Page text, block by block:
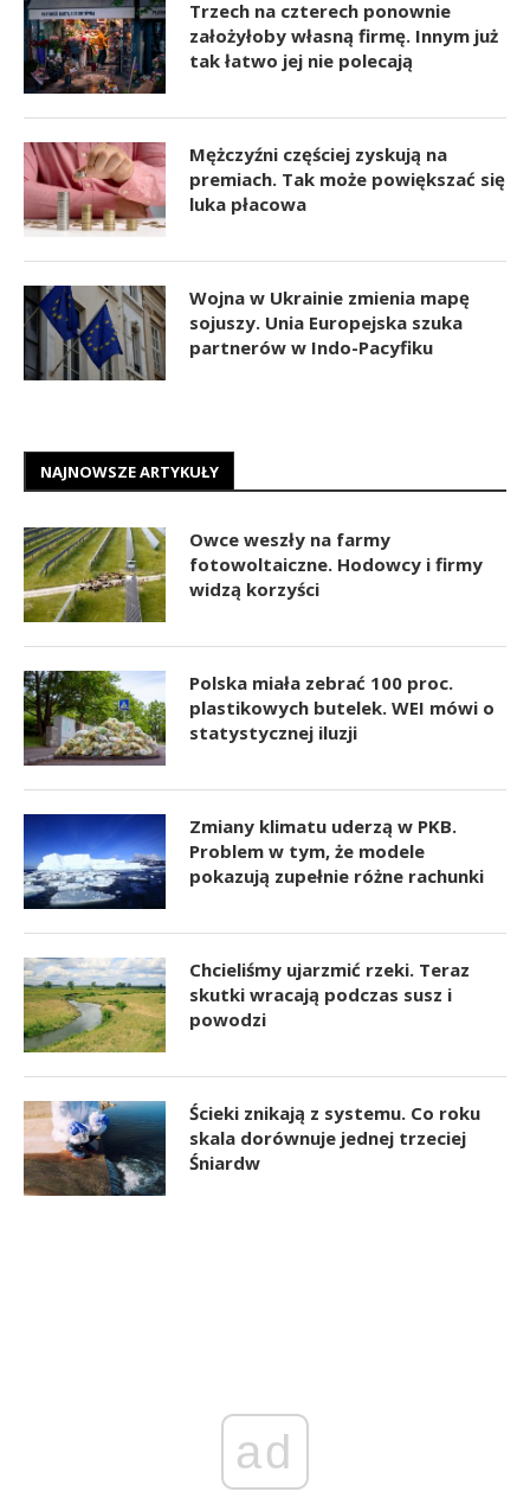
Trzech na czterech ponownie
założyłoby własną firmę. Innym już
tak łatwo jej nie polecają
Mężczyźni częściej zyskują na
premiach. Tak może powiększać się
luka płacowa
Wojna w Ukrainie zmienia mapę
sojuszy. Unia Europejska szuka
partnerów w Indo-Pacyfiku
NAJNOWSZE ARTYKUŁY
Owce weszły na farmy
fotowoltaiczne. Hodowcy i firmy
widzą korzyści
Polska miała zebrać 100 proc.
plastikowych butelek. WEI mówi o
statystycznej iluzji
Zmiany klimatu uderzą w PKB.
Problem w tym, że modele
pokazują zupełnie różne rachunki
Chcieliśmy ujarzmić rzeki. Teraz
skutki wracają podczas susz i
powodzi
Ścieki znikają z systemu. Co roku
skala dorównuje jednej trzeciej
Śniardw
ad